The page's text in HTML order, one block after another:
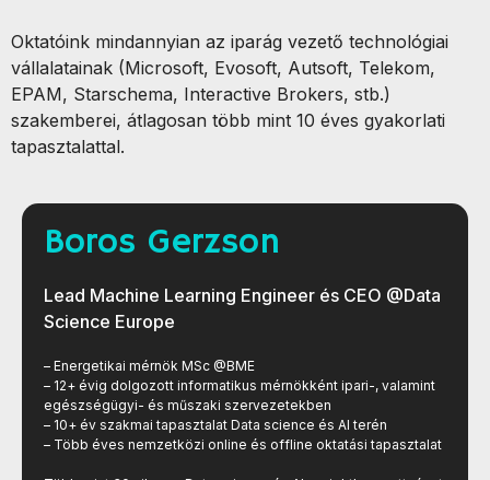
Oktatóink mindannyian az iparág vezető technológiai
vállalatainak (Microsoft, Evosoft, Autsoft, Telekom,
EPAM, Starschema, Interactive Brokers, stb.)
szakemberei, átlagosan több mint 10 éves gyakorlati
tapasztalattal.
Boros Gerzson
Lead Machine Learning Engineer és CEO @Data
Science Europe
– Energetikai mérnök MSc @BME
– 12+ évig dolgozott informatikus mérnökként ipari-, valamint
egészségügyi- és műszaki szervezetekben
– 10+ év szakmai tapasztalat Data science és AI terén
– Több éves nemzetközi online és offline oktatási tapasztalat